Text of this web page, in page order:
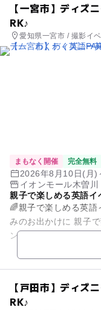
【一宮市】ディズ
RK♪
愛知県一宮市 / 撮影イ
まもなく開催 完全無料
2026年8月10日(月)
イオンモール木曽川
親子で楽しめる英語イ
🌈親子で楽しめる英語
みのお出かけに 親子で
ンモール木曽川で 親
【戸田市】ディズ
RK♪